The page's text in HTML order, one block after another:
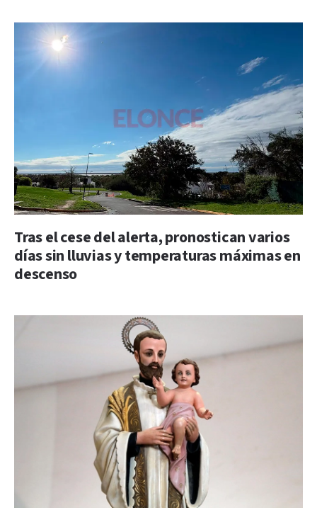
Tras el cese del alerta, pronostican varios
días sin lluvias y temperaturas máximas en
descenso